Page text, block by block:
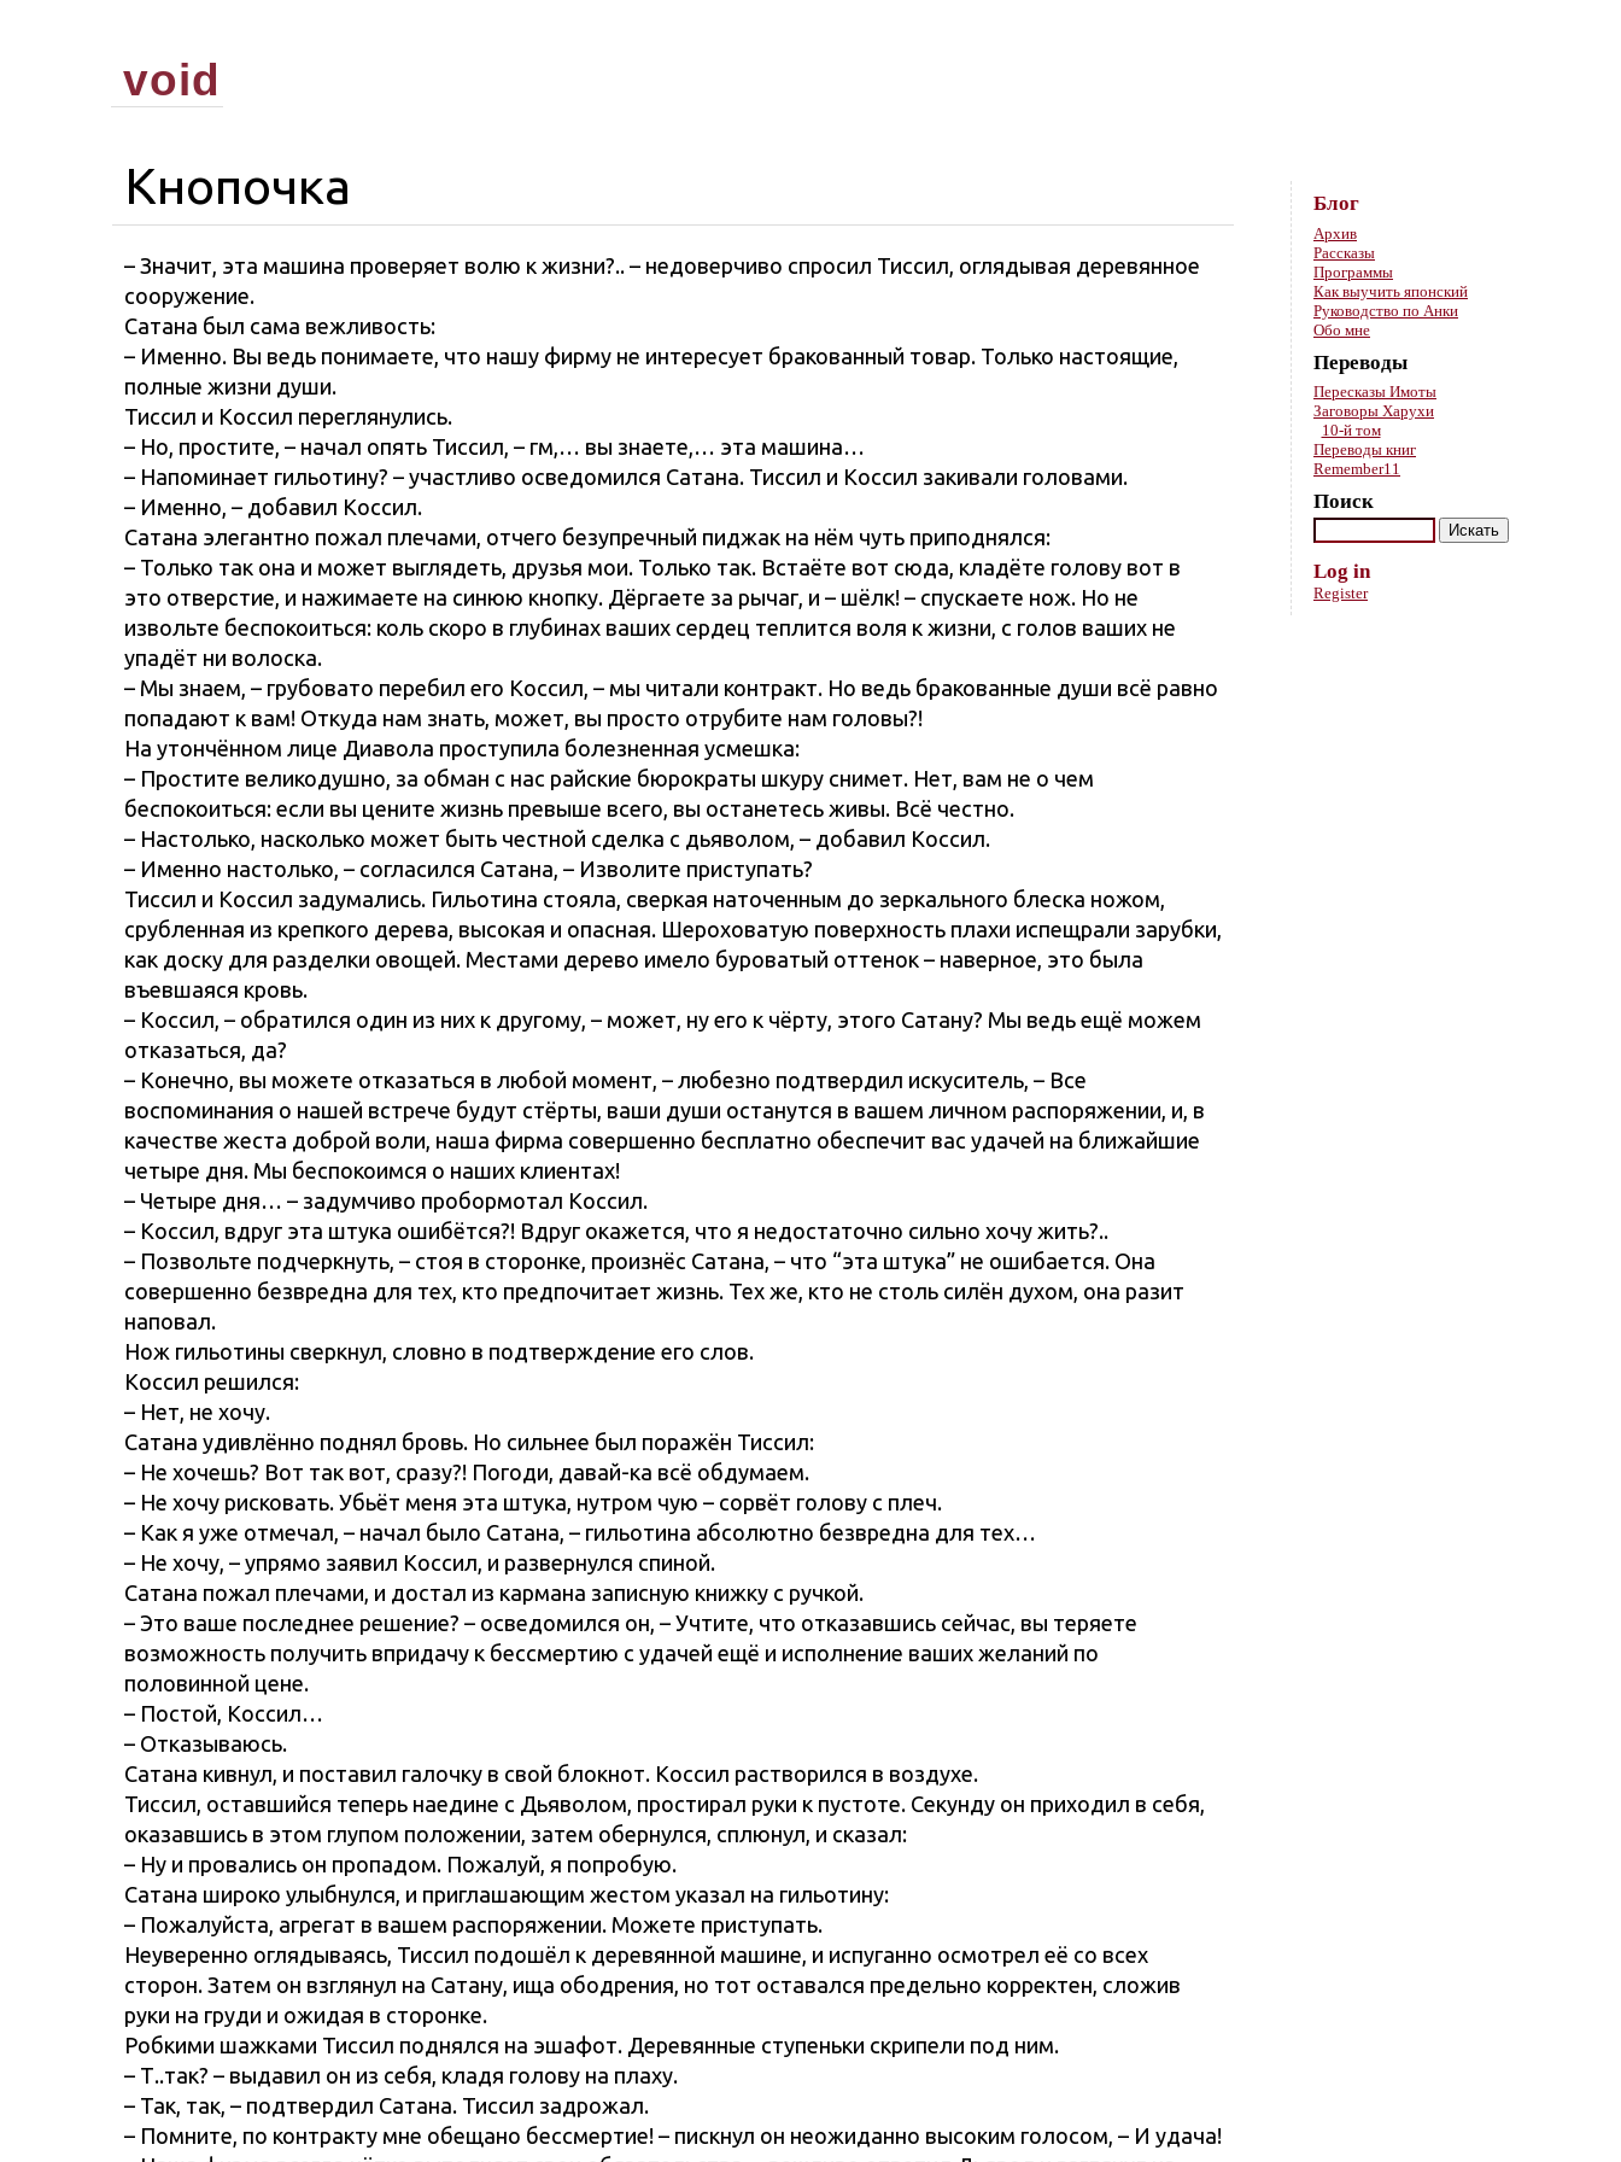
void
Кнопочка
– Значит, эта машина проверяет волю к жизни?.. – недоверчиво спросил Тиссил, оглядывая деревянное
сооружение.
Сатана был сама вежливость:
– Именно. Вы ведь понимаете, что нашу фирму не интересует бракованный товар. Только настоящие,
полные жизни души.
Тиссил и Коссил переглянулись.
– Но, простите, – начал опять Тиссил, – гм,… вы знаете,… эта машина…
– Напоминает гильотину? – участливо осведомился Сатана. Тиссил и Коссил закивали головами.
– Именно, – добавил Коссил.
Сатана элегантно пожал плечами, отчего безупречный пиджак на нём чуть приподнялся:
– Только так она и может выглядеть, друзья мои. Только так. Встаёте вот сюда, кладёте голову вот в
это отверстие, и нажимаете на синюю кнопку. Дёргаете за рычаг, и – шёлк! – спускаете нож. Но не
извольте беспокоиться: коль скоро в глубинах ваших сердец теплится воля к жизни, с голов ваших не
упадёт ни волоска.
– Мы знаем, – грубовато перебил его Коссил, – мы читали контракт. Но ведь бракованные души всё равно
попадают к вам! Откуда нам знать, может, вы просто отрубите нам головы?!
На утончённом лице Диавола проступила болезненная усмешка:
– Простите великодушно, за обман с нас райские бюрократы шкуру снимет. Нет, вам не о чем
беспокоиться: если вы цените жизнь превыше всего, вы останетесь живы. Всё честно.
– Настолько, насколько может быть честной сделка с дьяволом, – добавил Коссил.
– Именно настолько, – согласился Сатана, – Изволите приступать?
Тиссил и Коссил задумались. Гильотина стояла, сверкая наточенным до зеркального блеска ножом,
срубленная из крепкого дерева, высокая и опасная. Шероховатую поверхность плахи испещрали зарубки,
как доску для разделки овощей. Местами дерево имело буроватый оттенок – наверное, это была
въевшаяся кровь.
– Коссил, – обратился один из них к другому, – может, ну его к чёрту, этого Сатану? Мы ведь ещё можем
отказаться, да?
– Конечно, вы можете отказаться в любой момент, – любезно подтвердил искуситель, – Все
воспоминания о нашей встрече будут стёрты, ваши души останутся в вашем личном распоряжении, и, в
качестве жеста доброй воли, наша фирма совершенно бесплатно обеспечит вас удачей на ближайшие
четыре дня. Мы беспокоимся о наших клиентах!
– Четыре дня… – задумчиво пробормотал Коссил.
– Коссил, вдруг эта штука ошибётся?! Вдруг окажется, что я недостаточно сильно хочу жить?..
– Позвольте подчеркнуть, – стоя в сторонке, произнёс Сатана, – что “эта штука” не ошибается. Она
совершенно безвредна для тех, кто предпочитает жизнь. Тех же, кто не столь силён духом, она разит
наповал.
Нож гильотины сверкнул, словно в подтверждение его слов.
Коссил решился:
– Нет, не хочу.
Сатана удивлённо поднял бровь. Но сильнее был поражён Тиссил:
– Не хочешь? Вот так вот, сразу?! Погоди, давай-ка всё обдумаем.
– Не хочу рисковать. Убьёт меня эта штука, нутром чую – сорвёт голову с плеч.
– Как я уже отмечал, – начал было Сатана, – гильотина абсолютно безвредна для тех…
– Не хочу, – упрямо заявил Коссил, и развернулся спиной.
Сатана пожал плечами, и достал из кармана записную книжку с ручкой.
– Это ваше последнее решение? – осведомился он, – Учтите, что отказавшись сейчас, вы теряете
возможность получить впридачу к бессмертию с удачей ещё и исполнение ваших желаний по
половинной цене.
– Постой, Коссил…
– Отказываюсь.
Сатана кивнул, и поставил галочку в свой блокнот. Коссил растворился в воздухе.
Тиссил, оставшийся теперь наедине с Дьяволом, простирал руки к пустоте. Секунду он приходил в себя,
оказавшись в этом глупом положении, затем обернулся, сплюнул, и сказал:
– Ну и провались он пропадом. Пожалуй, я попробую.
Сатана широко улыбнулся, и приглашающим жестом указал на гильотину:
– Пожалуйста, агрегат в вашем распоряжении. Можете приступать.
Неуверенно оглядываясь, Тиссил подошёл к деревянной машине, и испуганно осмотрел её со всех
сторон. Затем он взглянул на Сатану, ища ободрения, но тот оставался предельно корректен, сложив
руки на груди и ожидая в сторонке.
Робкими шажками Тиссил поднялся на эшафот. Деревянные ступеньки скрипели под ним.
– Т..так? – выдавил он из себя, кладя голову на плаху.
– Так, так, – подтвердил Сатана. Тиссил задрожал.
– Помните, по контракту мне обещано бессмертие! – пискнул он неожиданно высоким голосом, – И удача!
Блог
Архив
Рассказы
Программы
Как выучить японский
Руководство по Анки
Обо мне
Переводы
Пересказы Имоты
Заговоры Харухи
10-й том
Переводы книг
Remember11
Поиск
Log in
Register